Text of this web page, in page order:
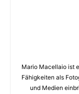
Mario Macellaio ist
Fähigkeiten als
und Medien